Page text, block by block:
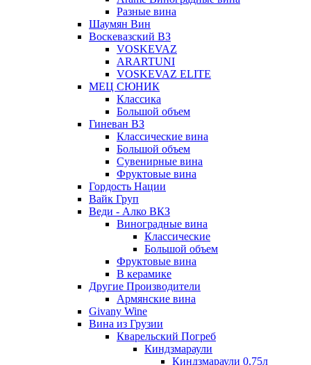
Разные вина
Шаумян Вин
Воскевазский ВЗ
VOSKEVAZ
ARARTUNI
VOSKEVAZ ELITE
МЕЦ СЮНИК
Классика
Большой объем
Гиневан ВЗ
Классические вина
Большой объем
Сувенирные вина
Фруктовые вина
Гордость Нации
Вайк Груп
Веди - Алко ВКЗ
Виноградные вина
Классические
Большой объем
Фруктовые вина
В керамике
Другие Производители
Армянские вина
Givany Wine
Вина из Грузии
Кварельский Погреб
Киндзмараули
Киндзмараули 0,75л